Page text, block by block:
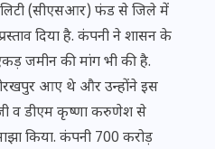
(सीएसआर) फंड से जिले में
दिया है. कंपनी ने शासन के
जमीन की मांग भी की है.
आए थे और उन्होंने इस
व डीएम कृष्णा करुणेश से
किया. कंपनी 700 करोड़